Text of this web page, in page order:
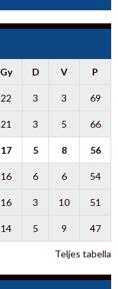
Gy D V P
22 3 3 69
21 3 5 66
17 5 8 56
16 6 6 54
16 3 10 51
14 5 9 47
Teljes tabella